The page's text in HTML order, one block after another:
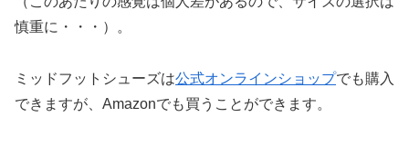
慎重に・・・）。
ミッドフットシューズは公式オンラインショップでも購入
できますが、Amazonでも買うことができます。